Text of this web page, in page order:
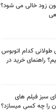
زود خالی می شود؟
طولانی کدام اتوبوس
راهنمای خرید در
سبز فیلم های
را چه کسی میسازد؟